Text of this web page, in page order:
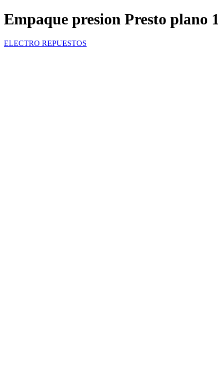
Empaque presion Presto plano
ELECTRO REPUESTOS